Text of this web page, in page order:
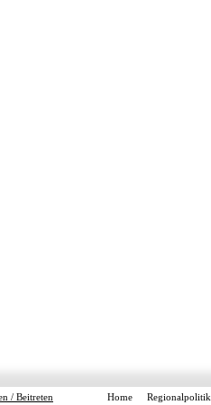
/ Beitreten Home Regionalpolitik